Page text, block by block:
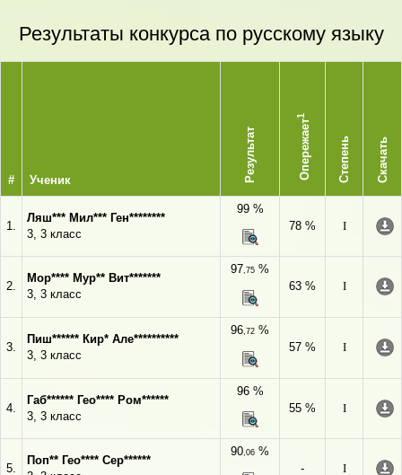
Результаты конкурса по русскому языку
# Ученик Результат Опережает
1
Степень Скачать
1.
Ляш*** Мил*** Ген********
3, 3 класс
99 %
78 %
I
2.
Мор**** Мур** Вит*******
3, 3 класс
97,75 %
63 %
I
3.
Пиш****** Кир* Але**********
3, 3 класс
96,72 %
57 %
I
4.
Габ****** Гео**** Ром******
3, 3 класс
96 %
55 %
I
5.
Поп** Гео**** Сер******
90,06 %
-
I